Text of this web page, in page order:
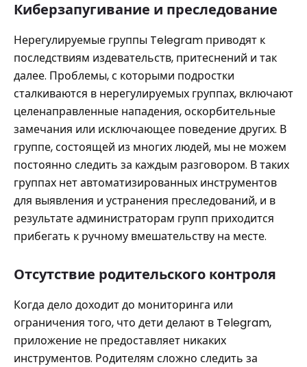
Киберзапугивание и преследование
Нерегулируемые группы Telegram приводят к
последствиям издевательств, притеснений и так
далее. Проблемы, с которыми подростки
сталкиваются в нерегулируемых группах, включают
целенаправленные нападения, оскорбительные
замечания или исключающее поведение других. В
группе, состоящей из многих людей, мы не можем
постоянно следить за каждым разговором. В таких
группах нет автоматизированных инструментов
для выявления и устранения преследований, и в
результате администраторам групп приходится
прибегать к ручному вмешательству на месте.
Отсутствие родительского контроля
Когда дело доходит до мониторинга или
ограничения того, что дети делают в Telegram,
приложение не предоставляет никаких
инструментов. Родителям сложно следить за